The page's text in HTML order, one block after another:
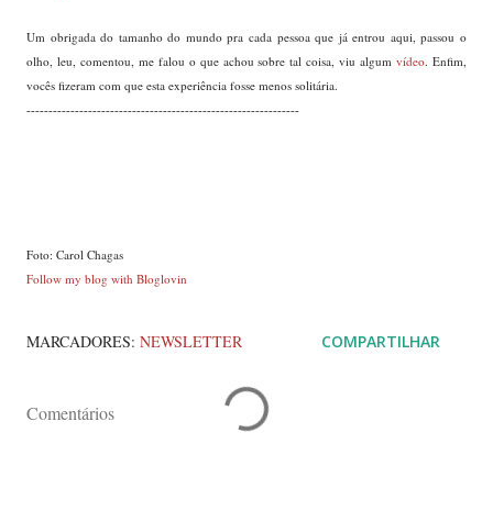
Um obrigada do tamanho do mundo pra cada pessoa que já entrou aqui, passou o
olho, leu, comentou, me falou o que achou sobre tal coisa, viu algumvídeo. Enfim,
vocês fizeram com que esta experiência fosse menos solitária.
--------------------------------------------------------------
Foto: Carol Chagas
Follow my blog with Bloglovin
MARCADORES: NEWSLETTER COMPARTILHAR
Comentários